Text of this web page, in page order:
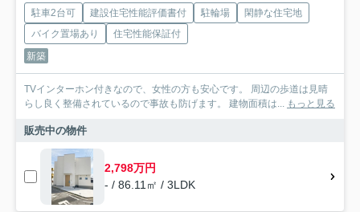
駐車2台可 建設住宅性能評価書付 駐輪場
閑静な住宅地
バイク置場あり
住宅性能保証付
新築
TVインターホン付きなので、女性の方も安心です。 周辺の歩道は見晴
らし良く整備されているので事故も防げます。 建物面積は... もっと見る
販売中の物件
2,798万円
- / 86.11㎡ / 3LDK